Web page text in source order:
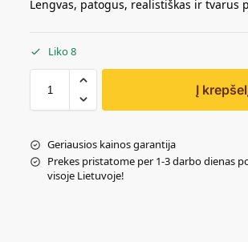
Lengvas, patogus, realistiškas ir tvarus
Liko 8
Į
Geriausios kainos garantija
Prekes pristatome per 1-3 darbo dienas
visoje Lietuvoje!